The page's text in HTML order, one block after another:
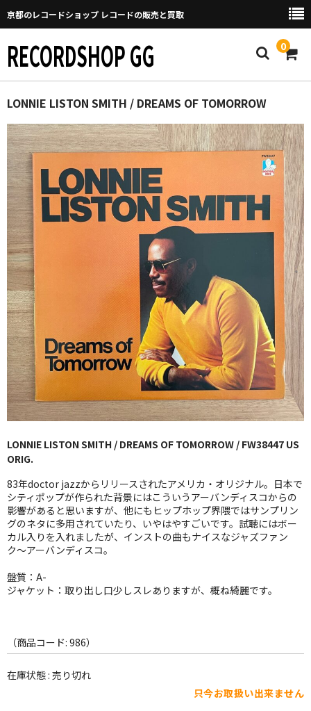
京都のレコードショップ レコードの販売と買取
RECORDSHOP GG 0
Home
マイページ
GGについて
買取について
取り置きなどについて
Categories
New Arrivals
新譜
GG RECORD （当店のレーベル）
全商品
JAZZ-US
BLUE NOTE
JAZZ-EU
JAZZ-JP
JAZZ-VOCAL
J-POP
FOLK,SSW
その他
7INC
LONNIE LISTON SMITH / DREAMS OF TOMORROW
LONNIE LISTON SMITH / DREAMS OF TOMORROW / FW38447 US
ORIG.
83年doctor jazzからリリースされたアメリカ・オリジナル。日本で
シティポップが作られた背景にはこういうアーバンディスコからの
影響があると思いますが、他にもヒップホップ界隈ではサンプリン
グのネタに多用されていたり、いやはやすごいです。試聴にはボー
カル入りを入れましたが、インストの曲もナイスなジャズファン
ク〜アーバンディスコ。
盤質：A-
ジャケット：取り出し口少しスレありますが、概ね綺麗です。
（商品コード: 986）
在庫状態 : 売り切れ
只今お取扱い出来ません